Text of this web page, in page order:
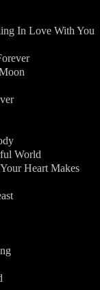
In Love With You
World
Heart Makes